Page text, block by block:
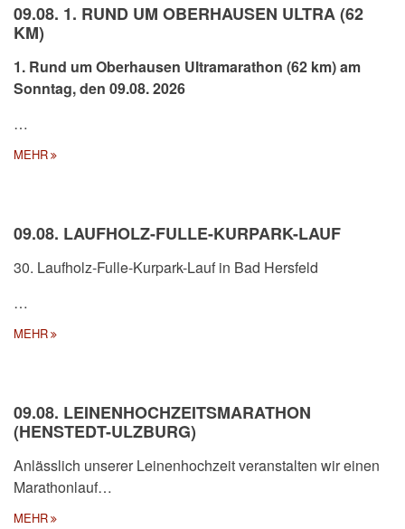
09.08. 1. RUND UM OBERHAUSEN ULTRA (62
KM)
1. Rund um Oberhausen Ultramarathon (62 km) am
Sonntag, den 09.08. 2026
…
MEHR
09.08. LAUFHOLZ-FULLE-KURPARK-LAUF
30. Laufholz-Fulle-Kurpark-Lauf in Bad Hersfeld
…
MEHR
09.08. LEINENHOCHZEITSMARATHON
(HENSTEDT-ULZBURG)
Anlässlich unserer Leinenhochzeit veranstalten wir einen
Marathonlauf…
MEHR